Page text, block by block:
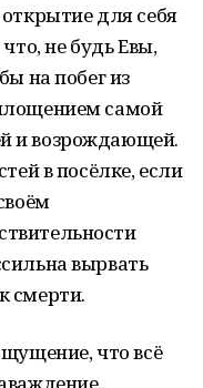
для себя
не будь Евы,
на побег из
самой
и возрождающей.
в посёлке, если
вырвать
смерти.
что всё